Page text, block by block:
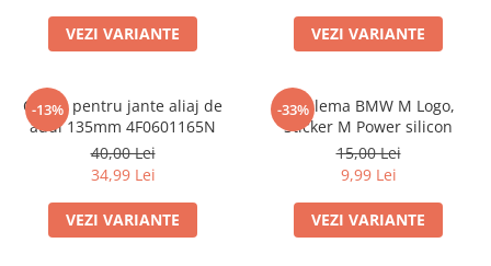
Solutii interior auto
Scule și Unelte
Accesorii scule
Scule Vopsitorie
Scule Vulcanizare
VEZI VARIANTE VEZI VARIANTE
-13%
Capac pentru jante aliaj de
audi 135mm 4F0601165N
40,00 Lei
34,99 Lei
VEZI VARIANTE
-33%
Emblema BMW M Logo,
Sticker M Power silicon
15,00 Lei
9,99 Lei
VEZI VARIANTE